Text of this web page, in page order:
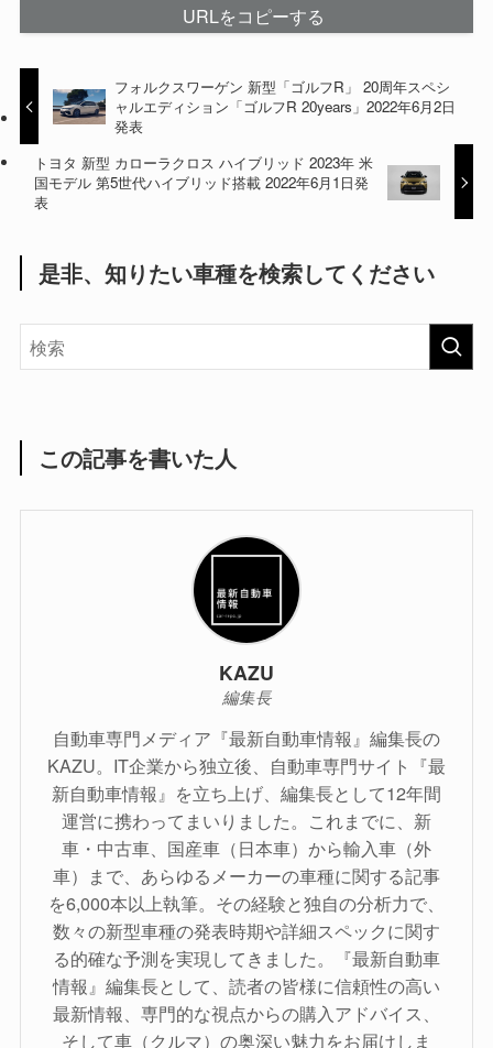
URLをコピーする
フォルクスワーゲン 新型「ゴルフR」 20周年スペシ
ャルエディション「ゴルフR 20years」2022年6月2日
発表
トヨタ 新型 カローラクロス ハイブリッド 2023年 米
国モデル 第5世代ハイブリッド搭載 2022年6月1日発
表
是非、知りたい車種を検索してください
この記事を書いた人
KAZU
編集長
自動車専門メディア『最新自動車情報』編集長の
KAZU。IT企業から独立後、自動車専門サイト『最
新自動車情報』を立ち上げ、編集長として12年間
運営に携わってまいりました。これまでに、新
車・中古車、国産車（日本車）から輸入車（外
車）まで、あらゆるメーカーの車種に関する記事
を6,000本以上執筆。その経験と独自の分析力で、
数々の新型車種の発表時期や詳細スペックに関す
る的確な予測を実現してきました。『最新自動車
情報』編集長として、読者の皆様に信頼性の高い
最新情報、専門的な視点からの購入アドバイス、
そして車（クルマ）の奥深い魅力をお届けしま